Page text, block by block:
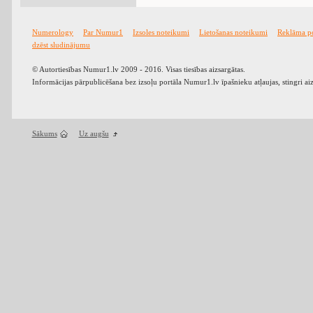
Numerology Par Numur1 Izsoles noteikumi Lietošanas noteikumi
Reklāma
dzēst sludinājumu
© Autortiesības Numur1.lv 2009 - 2016. Visas tiesības aizsargātas.
Informācijas pārpublicēšana bez izsoļu portāla Numur1.lv īpašnieku atļaujas, stingri
Sākums Uz augšu